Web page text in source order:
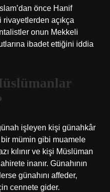
önce Hanif
açıkça
onun Mekkeli
ibadet ettiğini iddia
işleyen kişi günahkâr
mümin gibi muamele
kılınır ve kişi Müslüman
inanır. Günahının
günahını affeder,
cennete gider.